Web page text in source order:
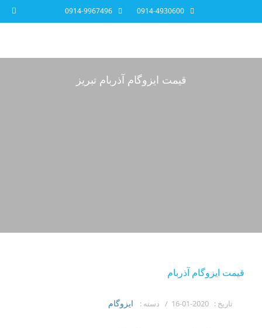
0914-4930600
0914-9967496
قیمت ایزوگام آذربام تبریز
قیمت ایزوگام آذربام
تاریخ : دسته : ایزوگام